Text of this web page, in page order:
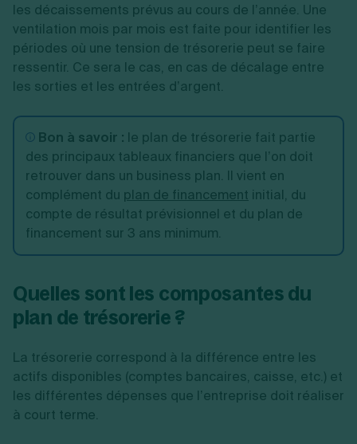
les décaissements prévus au cours de l’année. Une
ventilation mois par mois est faite pour identifier les
périodes où une tension de trésorerie peut se faire
ressentir. Ce sera le cas, en cas de décalage entre
les sorties et les entrées d’argent.
Bon à savoir : le plan de trésorerie fait partie
des principaux tableaux financiers que l’on doit
retrouver dans un business plan. Il vient en
complément du plan de financement initial, du
compte de résultat prévisionnel et du plan de
financement sur 3 ans minimum.
Quelles sont les composantes du
plan de trésorerie ?
La trésorerie correspond à la différence entre les
actifs disponibles (comptes bancaires, caisse, etc.) et
les différentes dépenses que l’entreprise doit réaliser
à court terme.